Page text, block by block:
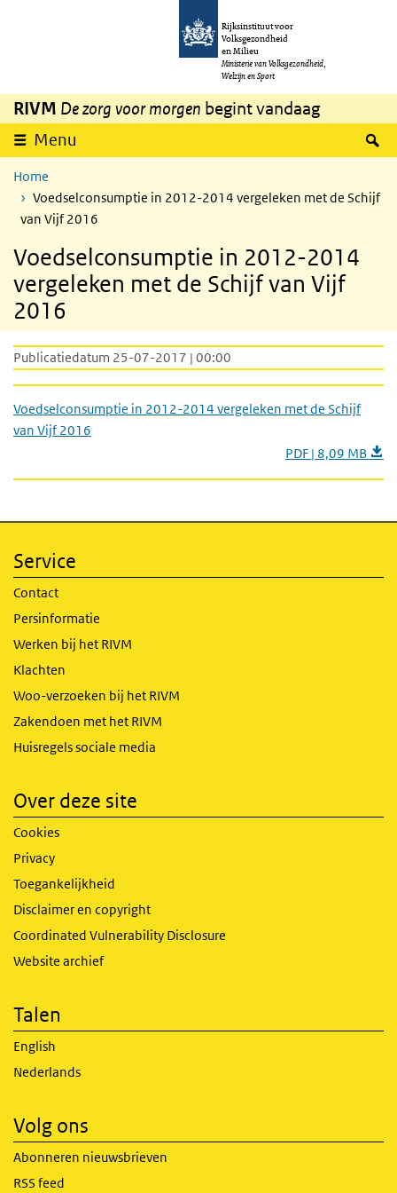
Overslaan en naar de inhoud gaan
Rijksinstituut voor
Volksgezondheid
en Milieu
Ministerie van Volksgezondheid,
Welzijn en Sport
RIVM De zorg voor morgen begint vandaag
Menu
Home
Voedselconsumptie in 2012-2014 vergeleken met de Schijf
van Vijf 2016
Voedselconsumptie in 2012-2014
vergeleken met de Schijf van Vijf
2016
Publicatiedatum 25-07-2017 | 00:00
Voedselconsumptie in 2012-2014 vergeleken met de Schijf
van Vijf 2016
PDF | 8,09 MB
Service
Contact
Persinformatie
Werken bij het RIVM
Klachten
Woo-verzoeken bij het RIVM
Zakendoen met het RIVM
Huisregels sociale media
Over deze site
Cookies
Privacy
Toegankelijkheid
Disclaimer en copyright
Coordinated Vulnerability Disclosure
Website archief
Talen
English
Nederlands
Volg ons
Abonneren nieuwsbrieven
RSS feed